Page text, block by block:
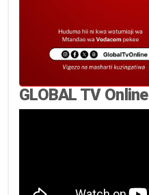
GLOBAL TV Online